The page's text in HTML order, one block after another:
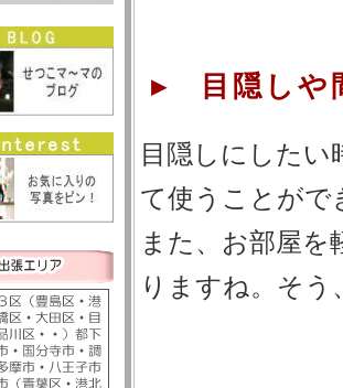
▸ 目隠しや
目隠しにした
て使うことがで
また、お部屋を
りますね。そう